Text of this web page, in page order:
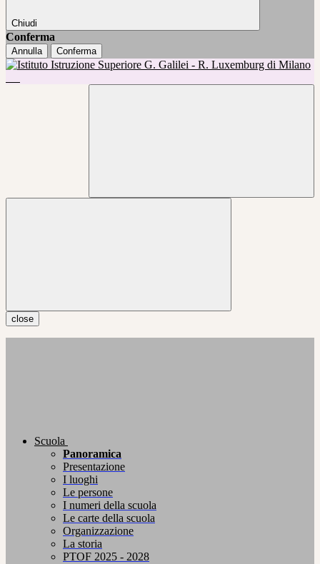
Chiudi
Conferma
Annulla Conferma
close
Scuola
Panoramica
Presentazione
I luoghi
Le persone
I numeri della scuola
Le carte della scuola
Organizzazione
La storia
PTOF 2025 - 2028